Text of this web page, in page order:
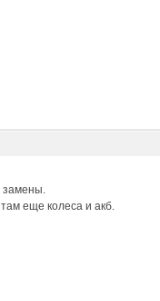
замены.
еще колеса и акб.